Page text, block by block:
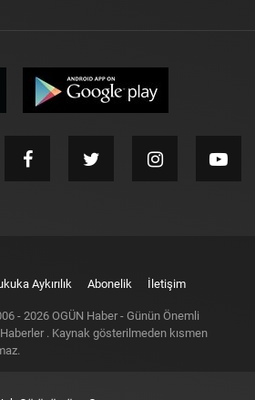
Aykırılık Abonelik İletişim
- 2026 OGÜN Haber - Günün Önemli
. Kaynak gösterilmeden kısmen